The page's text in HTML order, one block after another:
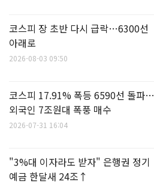
코스피 장 초반 다시 급락…6300선
아래로
2026-08-03 09:50
코스피 17.91% 폭등 6590선 돌파…
외국인 7조원대 폭풍 매수
2026-07-31 16:04
"3%대 이자라도 받자" 은행권 정기
예금 한달새 24조↑